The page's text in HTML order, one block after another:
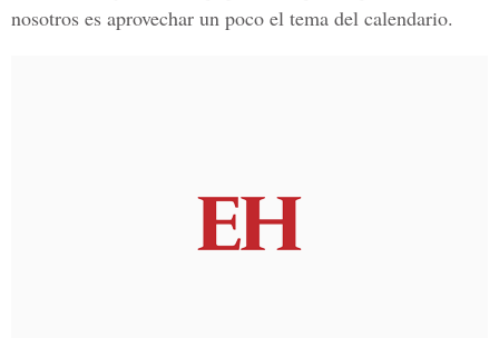
nosotros es aprovechar un poco el tema del calendario.